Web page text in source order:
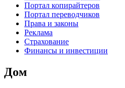
Портал копирайтеров
Портал переводчиков
Права и законы
Реклама
Страхование
Финансы и инвестиции
Дом